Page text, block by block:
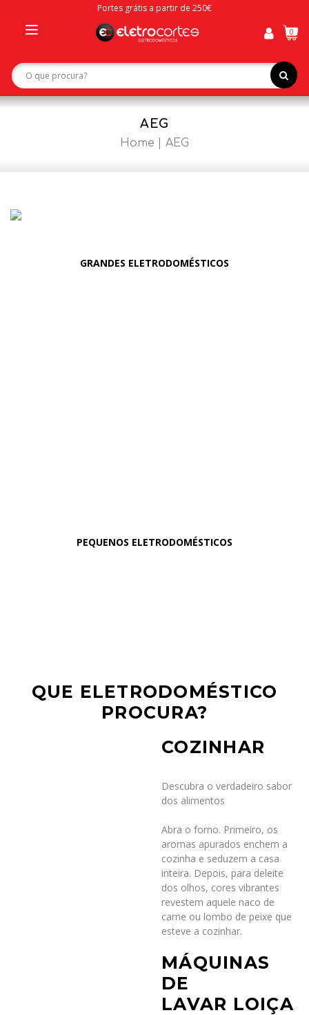
Portes grátis a partir de 250€
navigation
0
AEG
Home AEG
​GRANDES ELETRODOMÉSTICOS
PEQUENOS ELETRODOMÉSTICOS
QUE ELETRODOMÉSTICO
PROCURA?
COZINHAR
Descubra o verdadeiro sabor
dos alimentos
Abra o forno. Primeiro, os
aromas apurados enchem a
cozinha e seduzem a casa
inteira. Depois, para deleite
dos olhos, cores vibrantes
revestem aquele naco de
carne ou lombo de peixe que
esteve a cozinhar.
MÁQUINAS
DE
LAVAR LOIÇA